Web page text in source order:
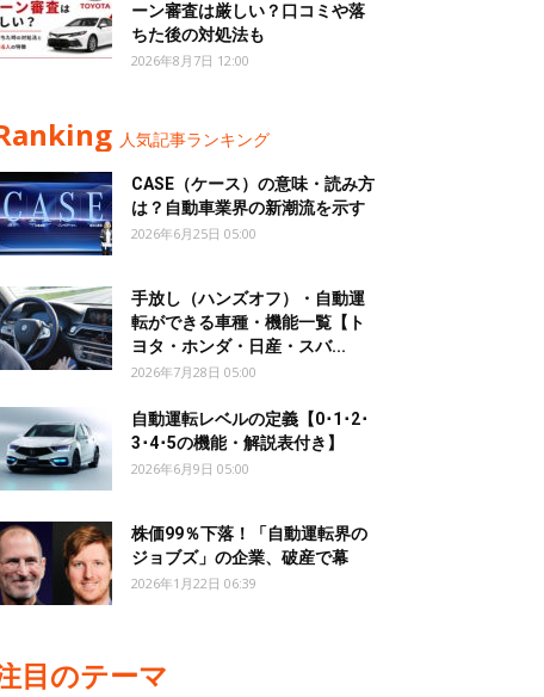
ーン審査は厳しい？口コミや落
ちた後の対処法も
2026年8月7日 12:00
人気記事ランキング
CASE（ケース）の意味・読み方
は？自動車業界の新潮流を示す
2026年6月25日 05:00
手放し（ハンズオフ）・自動運
転ができる車種・機能一覧【ト
ヨタ・ホンダ・日産・スバ...
2026年7月28日 05:00
自動運転レベルの定義【0･1･2･
3･4･5の機能・解説表付き】
2026年6月9日 05:00
株価99％下落！「自動運転界の
ジョブズ」の企業、破産で幕
2026年1月22日 06:39
目のテーマ